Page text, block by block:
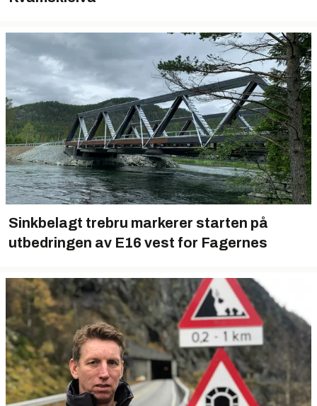
Sinkbelagt trebru markerer starten på
utbedringen av E16 vest for Fagernes